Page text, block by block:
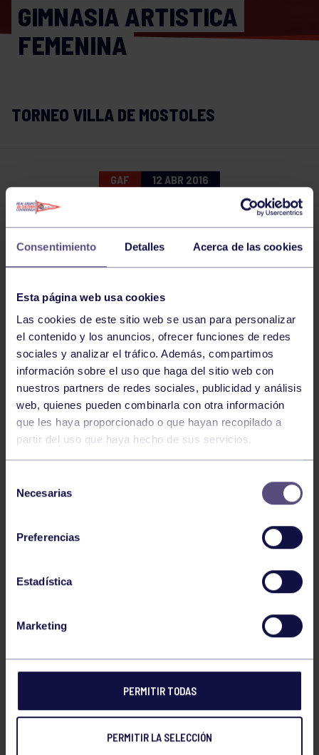
Consentimiento Detalles Acerca de las cookies
Esta página web usa cookies
Las cookies de este sitio web se usan para personalizar
el contenido y los anuncios, ofrecer funciones de redes
sociales y analizar el tráfico. Además, compartimos
información sobre el uso que haga del sitio web con
nuestros partners de redes sociales, publicidad y análisis
web, quienes pueden combinarla con otra información
que les haya proporcionado o que hayan recopilado a
partir del uso que haya hecho de sus servicios.
Necesarias
Preferencias
Estadística
Marketing
PERMITIR TODAS
PERMITIR LA SELECCIÓN
GIMNASIA ARTISTICA
FEMENINA
TORNEO VILLA DE MOSTOLES
GAF 12 ABR 2016
NOTICIAS RELACIONADAS